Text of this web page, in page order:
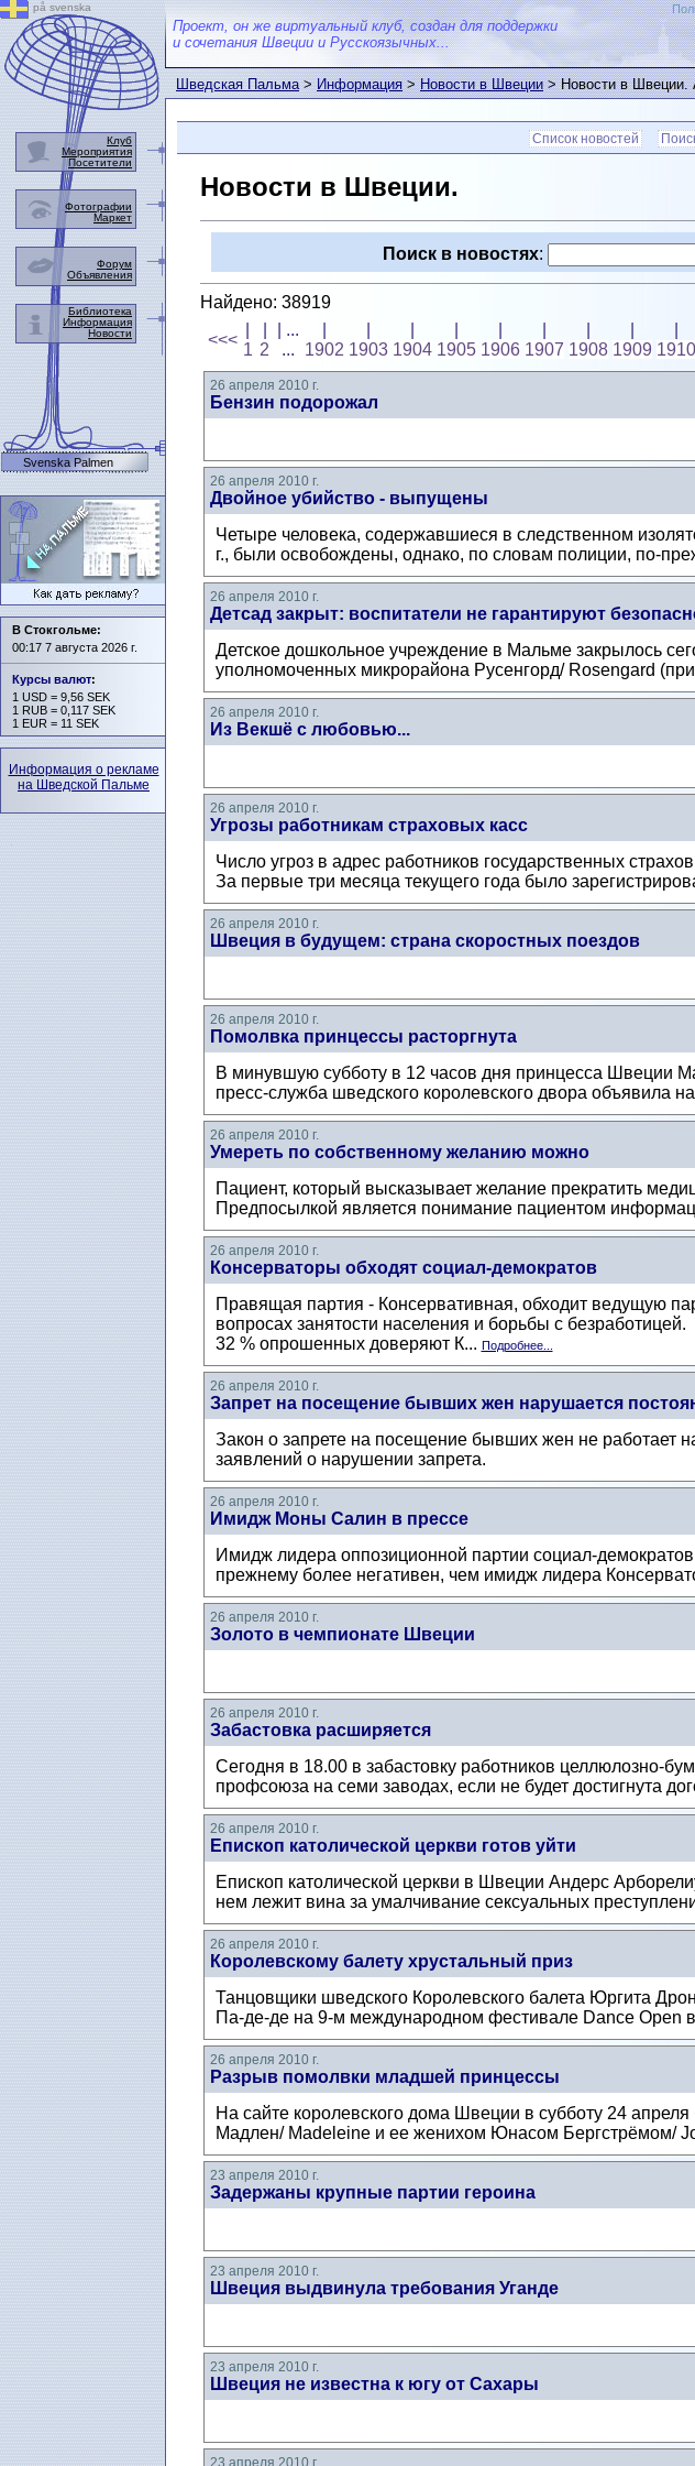
Проект, он же виртуальный клуб, создан для поддержки
и сочетания Швеции и Русскоязычных...
Шведская Пальма>Информация>Новости в Швеции> Новости в Швеции.
Список новостей
Новости в Швеции.
Поиск в новостях:
Найдено: 38919
<<<
1 2
| ...
...
1902 1903 1904 1905 1906 1907 1908 1909 1910
26 апреля 2010 г.
Бензин подорожал
26 апреля 2010 г.
Двойное убийство - выпущены
Четыре человека, содержавшиеся в следственном
г., были освобождены, однако, по словам полиции, по-
26 апреля 2010 г.
Детсад закрыт: воспитатели не гарантируют
Детское дошкольное учреждение в Мальме закрылось
уполномоченных микрорайона Русенгорд/ Rosengard
26 апреля 2010 г.
Из Векшё с любовью...
26 апреля 2010 г.
Угрозы работникам страховых касс
Число угроз в адрес работников государственных
За первые три месяца текущего года было
26 апреля 2010 г.
Швеция в будущем: страна скоростных поездов
26 апреля 2010 г.
Помолвка принцессы расторгнута
В минувшую субботу в 12 часов дня принцесса Швеции
пресс-служба шведского королевского двора объявила
26 апреля 2010 г.
Умереть по собственному желанию можно
Пациент, который высказывает желание прекратить
Предпосылкой является понимание пациентом
26 апреля 2010 г.
Консерваторы обходят социал-демократов
Правящая партия - Консервативная, обходит ведущую
вопросах занятости населения и борьбы с безработицей.
32 % опрошенных доверяют К... Подробнее...
26 апреля 2010 г.
Запрет на посещение бывших жен нарушается
Закон о запрете на посещение бывших жен не работает
заявлений о нарушении запрета.
26 апреля 2010 г.
Имидж Моны Салин в прессе
Имидж лидера оппозиционной партии социал-
прежнему более негативен, чем имидж лидера
26 апреля 2010 г.
Золото в чемпионате Швеции
26 апреля 2010 г.
Забастовка расширяется
Сегодня в 18.00 в забастовку работников целлюлозно-
профсоюза на семи заводах, если не будет достигнута
26 апреля 2010 г.
Епископ католической церкви готов уйти
Епископ католической церкви в Швеции Андерс
нем лежит вина за умалчивание сексуальных
26 апреля 2010 г.
Королевскому балету хрустальный приз
Танцовщики шведского Королевского балета Юргита
Па-де-де на 9-м международном фестивале Dance Open
26 апреля 2010 г.
Разрыв помолвки младшей принцессы
На сайте королевского дома Швеции в субботу 24
Мадлен/ Madeleine и ее женихом Юнасом Бергстрёмом/
23 апреля 2010 г.
Задержаны крупные партии героина
23 апреля 2010 г.
Швеция выдвинула требования Уганде
23 апреля 2010 г.
Швеция не известна к югу от Сахары
23 апреля 2010 г.
på svenska
Клуб
Мероприятия
Посетители
Фотографии
Маркет
Форум
Объявления
Библиотека
Информация
Новости
Svenska Palmen
В Стокгольме:
00:17 7 августа 2026 г.
Курсы валют:
1 USD = 9,56 SEK
1 RUB = 0,117 SEK
1 EUR = 11 SEK
Информация о рекламе
на Шведской Пальме